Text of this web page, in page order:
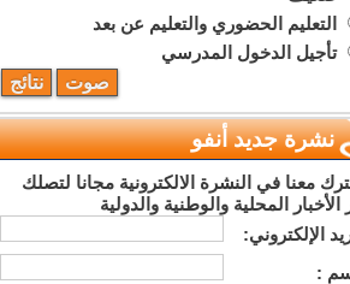
الحضوري والتعليم عن بعد
الدخول المدرسي
نشرة جديد أنفو
معنا في النشرة الالكترونية مجانا لتصلك
الأخبار المحلية والوطنية والدولية
اﻹلكتروني:
: